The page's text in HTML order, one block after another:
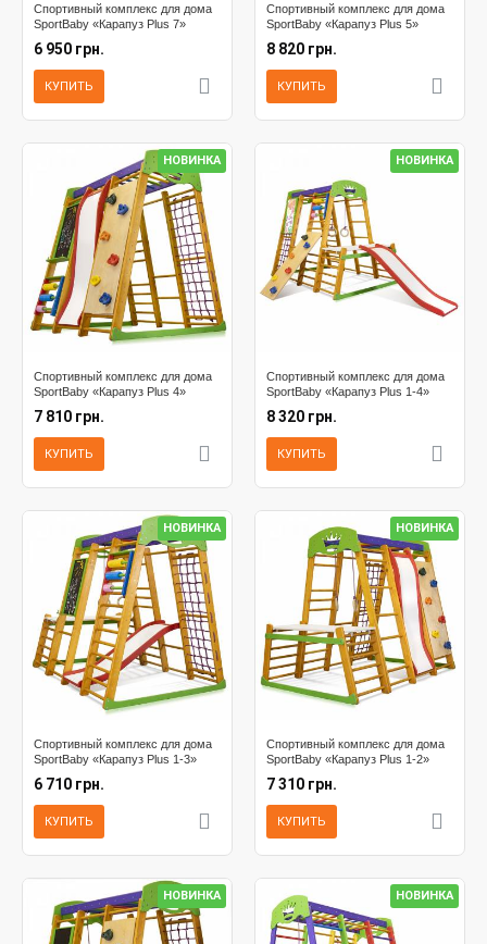
Спортивный комплекс для дома
SportBaby «Карапуз Plus 7»
6 950 грн.
КУПИТЬ
Спортивный комплекс для дома
SportBaby «Карапуз Plus 5»
8 820 грн.
КУПИТЬ
НОВИНКА
Спортивный комплекс для дома
SportBaby «Карапуз Plus 4»
7 810 грн.
КУПИТЬ
НОВИНКА
Спортивный комплекс для дома
SportBaby «Карапуз Plus 1-4»
8 320 грн.
КУПИТЬ
НОВИНКА
Спортивный комплекс для дома
SportBaby «Карапуз Plus 1-3»
6 710 грн.
КУПИТЬ
НОВИНКА
Спортивный комплекс для дома
SportBaby «Карапуз Plus 1-2»
7 310 грн.
КУПИТЬ
НОВИНКА НОВИНКА